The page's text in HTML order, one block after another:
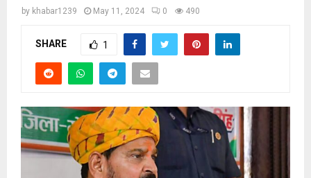
by khabar1239 May 11, 2024 0 490
SHARE 1